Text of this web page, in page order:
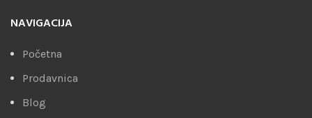
NAVIGACIJA
Početna
Prodavnica
Blog